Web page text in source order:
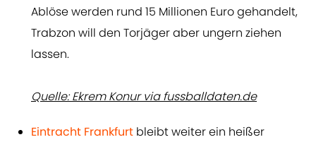
Ablöse werden rund 15 Millionen Euro gehandelt,
Trabzon will den Torjäger aber ungern ziehen
lassen.
Quelle: Ekrem Konur via fussballdaten.de
Eintracht Frankfurt bleibt weiter ein heißer